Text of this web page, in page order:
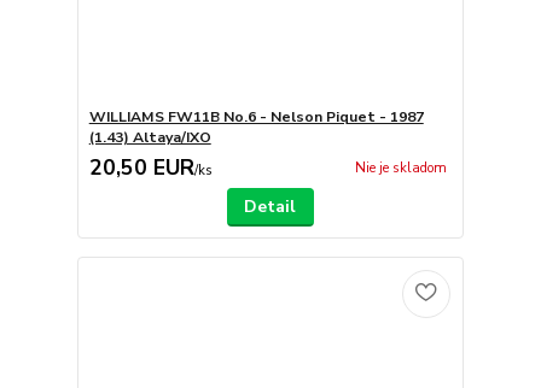
WILLIAMS FW11B No.6 - Nelson Piquet - 1987
(1.43) Altaya/IXO
20,50 EUR/ks Nie je skladom
Detail